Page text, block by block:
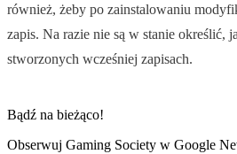
również, żeby po zainstalowaniu
zapis. Na razie nie są w stanie określić,
stworzonych wcześniej zapisach.
Bądź na bieżąco!
Obserwuj Gaming Society w Google